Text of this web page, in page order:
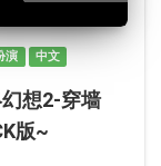
演 中文
想2-穿墙
版~